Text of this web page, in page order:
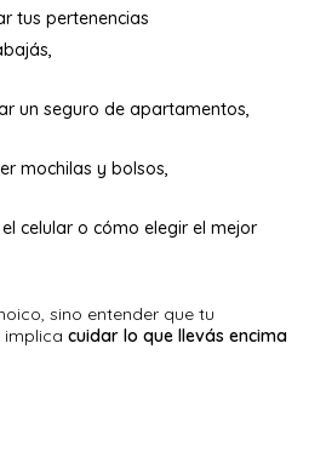
tus pertenencias
un seguro de apartamentos,
mochilas y bolsos,
celular o cómo elegir el mejor
sino entender que tu
implicacuidar lo que llevás encima